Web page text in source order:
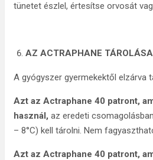
tünetet észlel, értesítse orvosát
AZ ACTRAPHANE TÁROLÁSA
A gyógyszer gyermekektől elzárva
Azt az Actraphane 40 patront,
használ, az eredeti
– 8°C) kell tárolni. Nem
Azt az Actraphane 40 patront,